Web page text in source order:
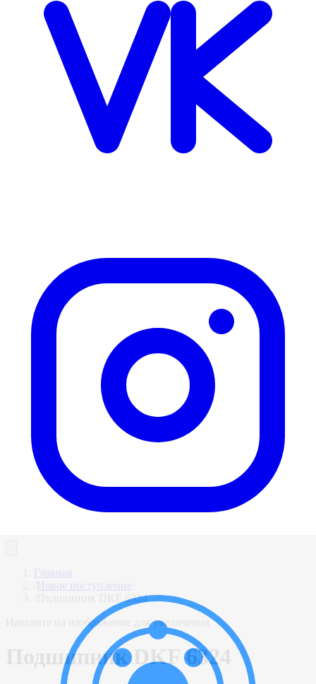
Главная
Новое поступление
Подшипник DKF 6324
Наведите на изображение для увеличения
Подшипник DKF 6324